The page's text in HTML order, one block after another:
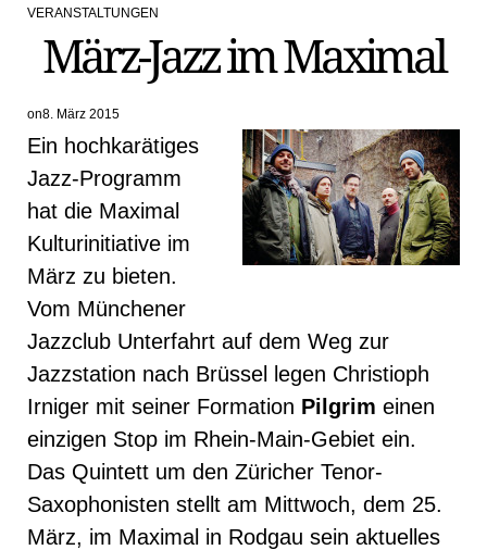
POSTED
VERANSTALTUNGEN
März-Jazz im Maximal
on8. März 2015
Ein hochkarätiges
Jazz-Programm
hat die Maximal
Kulturinitiative im
März zu bieten.
Vom Münchener
Jazzclub Unterfahrt auf dem Weg zur
Jazzstation nach Brüssel legen Christioph
Irniger mit seiner Formation Pilgrim einen
einzigen Stop im Rhein-Main-Gebiet ein.
Das Quintett um den Züricher Tenor-
Saxophonisten stellt am Mittwoch, dem 25.
März, im Maximal in Rodgau sein aktuelles